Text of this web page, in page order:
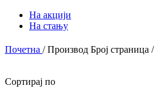
На акцији
На стању
Почетна / Производ Број страница /
Сортирај по